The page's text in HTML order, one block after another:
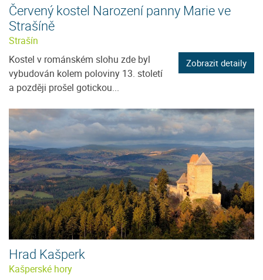
Červený kostel Narození panny Marie ve
Strašíně
Strašín
Kostel v románském slohu zde byl
vybudován kolem poloviny 13. století
a později prošel gotickou...
Zobrazit detaily
Hrad Kašperk
Kašperské hory